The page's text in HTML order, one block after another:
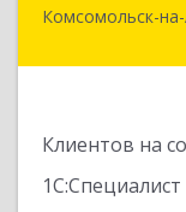
Комсомольск-
Клиентов на
1С:Специалист
681000,